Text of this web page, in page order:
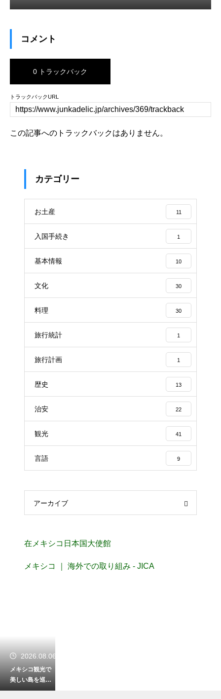
コメント
0 トラックバック
トラックバックURL
この記事へのトラックバックはありません。
カテゴリー
お土産 11
入国手続き 1
基本情報 10
文化 30
料理 30
旅行統計 1
旅行計画 1
歴史 13
治安 22
観光 41
言語 9
アーカイブ
在メキシコ日本国大使館
メキシコ ｜ 海外での取り組み - JICA
2026.08.06
メキシコ観光で
美しい島を巡
る！カリブ海の